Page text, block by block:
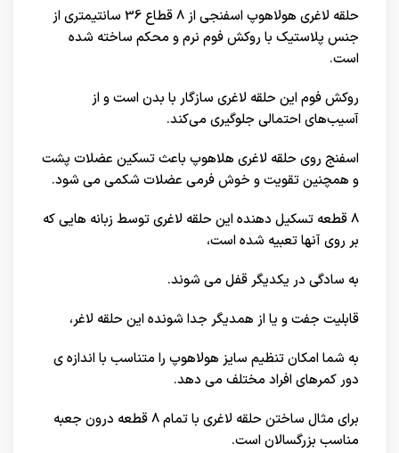
حلقه لاغری هولاهوپ اسفنجی از 8 قطاع 36 سانتیمتری از
جنس پلاستیک با روکش فوم نرم و محکم ساخته شده
است.
روکش فوم این حلقه لاغری سازگار با بدن است و از
آسیب‌های احتمالی جلوگیری می‌کند.
اسفنج روی حلقه لاغری هلاهوپ باعث تسکین عضلات پشت
و همچنین تقویت و خوش فرمی عضلات شکمی می شود.
8 قطعه تسکیل دهنده این حلقه لاغری توسط زبانه هایی که
بر روی آنها تعبیه شده است،
به سادگی در یکدیگر قفل می شوند.
قابلیت جفت و یا از همدیگر جدا شونده این حلقه لاغر،
به شما امکان تنظیم سایز هولاهوپ را متناسب با اندازه ی
دور کمرهای افراد مختلف می دهد.
برای مثال ساختن حلقه لاغری با تمام 8 قطعه درون جعبه
مناسب بزرگسالان است.